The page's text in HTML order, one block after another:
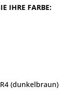
IHRE FARBE:
(dunkelbraun)